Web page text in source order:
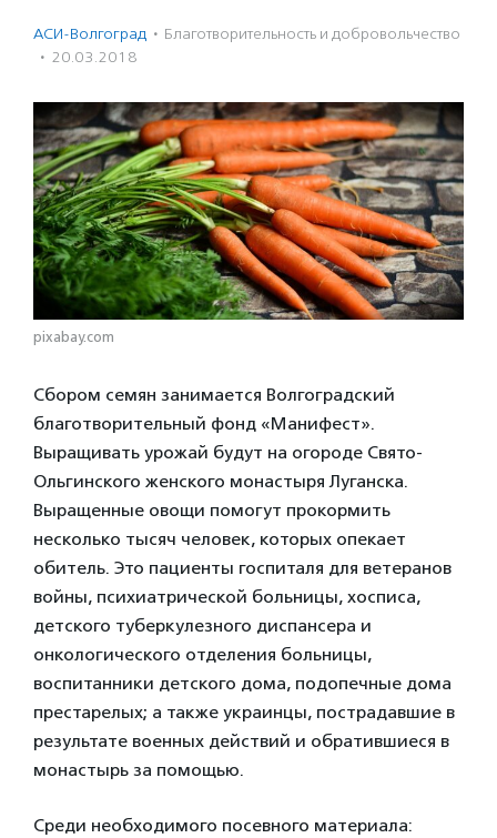
АСИ-Волгоград · Благотвори­тель­ность и доброволь­чест­во
· 20.03.2018
pixabay.com
Сбором семян занимается Волгоградский
благотворительный фонд «Манифест».
Выращивать урожай будут на огороде Свято-
Ольгинского женского монастыря Луганска.
Выращенные овощи помогут прокормить
несколько тысяч человек, которых опекает
обитель. Это пациенты госпиталя для ветеранов
войны, психиатрической больницы, хосписа,
детского туберкулезного диспансера и
онкологического отделения больницы,
воспитанники детского дома, подопечные дома
престарелых; а также украинцы, пострадавшие в
результате военных действий и обратившиеся в
монастырь за помощью.
Среди необходимого посевного материала: